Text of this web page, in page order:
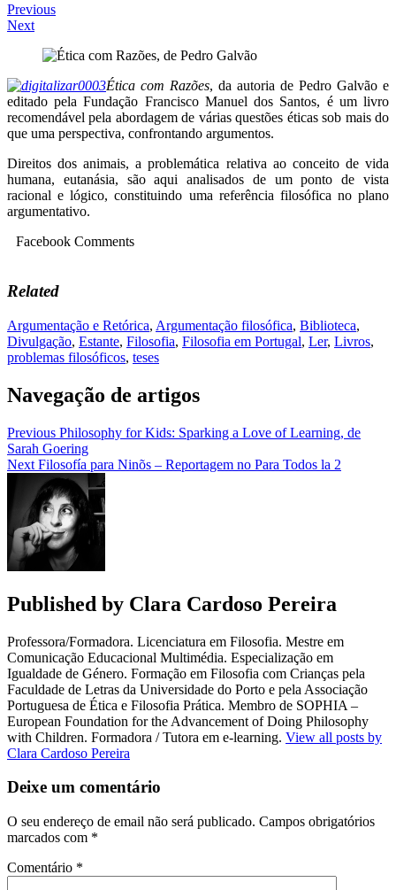
Previous
Next
Ética com Razões, da autoria de Pedro Galvão e
editado pela Fundação Francisco Manuel dos Santos, é um livro
recomendável pela abordagem de várias questões éticas sob mais do
que uma perspectiva, confrontando argumentos.
Direitos dos animais, a problemática relativa ao conceito de vida
humana, eutanásia, são aqui analisados de um ponto de vista
racional e lógico, constituindo uma referência filosófica no plano
argumentativo.
Facebook Comments
Related
Argumentação e Retórica, Argumentação filosófica, Biblioteca,
Divulgação, Estante, Filosofia, Filosofia em Portugal, Ler, Livros,
problemas filosóficos, teses
Navegação de artigos
Previous Philosophy for Kids: Sparking a Love of Learning, de
Sarah Goering
Next Filosofía para Ninõs – Reportagem no Para Todos la 2
Published by Clara Cardoso Pereira
Professora/Formadora. Licenciatura em Filosofia. Mestre em
Comunicação Educacional Multimédia. Especialização em
Igualdade de Género. Formação em Filosofia com Crianças pela
Faculdade de Letras da Universidade do Porto e pela Associação
Portuguesa de Ética e Filosofia Prática. Membro de SOPHIA –
European Foundation for the Advancement of Doing Philosophy
with Children. Formadora / Tutora em e-learning. View all posts by
Clara Cardoso Pereira
Deixe um comentário
O seu endereço de email não será publicado. Campos obrigatórios
marcados com *
Comentário *